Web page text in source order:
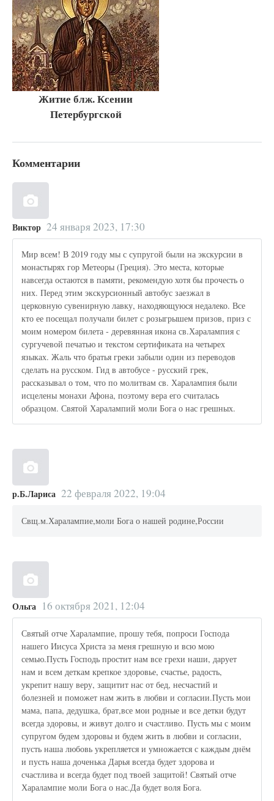
Житие блж. Ксении
Петербургской
Комментарии
Виктор 24 января 2023, 17:30
Мир всем! В 2019 году мы с супругой были на экскурсии в
монастырях гор Метеоры (Греция). Это места, которые
навсегда остаются в памяти, рекомендую хотя бы прочесть о
них. Перед этим экскурсионный автобус заезжал в
церковную сувенирную лавку, находяющуюся недалеко. Все
кто ее посещал получали билет с розыгрышем призов, приз с
моим номером билета - деревянная икона св.Харалампия с
сургучевой печатью и текстом сертификата на четырех
языках. Жаль что братья греки забыли один из переводов
сделать на русском. Гид в автобусе - русский грек,
рассказывал о том, что по молитвам св. Харалампия были
исцелены монахи Афона, поэтому вера его считалась
образцом. Святой Харалампий моли Бога о нас грешных.
р.Б.Лариса 22 февраля 2022, 19:04
Свщ.м.Харалампие,моли Бога о нашей родине,России
Ольга 16 октября 2021, 12:04
Святый отче Харалампие, прошу тебя, попроси Господа
нашего Иисуса Христа за меня грешную и всю мою
семью.Пусть Господь простит нам все грехи наши, дарует
нам и всем деткам крепкое здоровье, счастье, радость,
укрепит нашу веру, защитит нас от бед, несчастий и
болезней и поможет нам жить в любви и согласии.Пусть мои
мама, папа, дедушка, брат,все мои родные и все детки будут
всегда здоровы, и живут долго и счастливо. Пусть мы с моим
супругом будем здоровы и будем жить в любви и согласии,
пусть наша любовь укрепляется и умножается с каждым днём
и пусть наша доченька Дарья всегда будет здорова и
счастлива и всегда будет под твоей защитой! Святый отче
Харалампие моли Бога о нас.Да будет воля Бога.